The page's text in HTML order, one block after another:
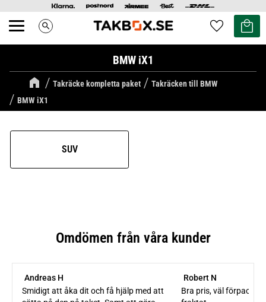
Meny search Favoriter
Kundvagn
BMW iX1
Takräcke kompletta paket
Takräcken till BMW
BMW iX1
SUV